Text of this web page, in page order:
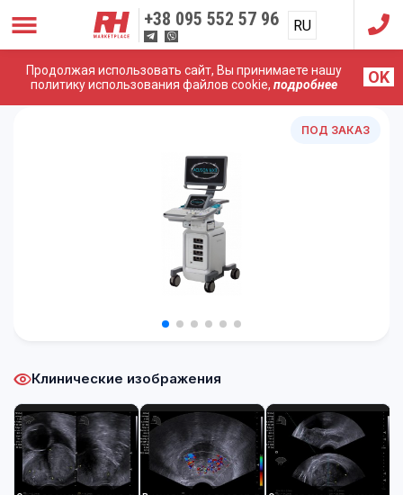
Продолжая использовать сайт, Вы принимаете нашу
политику использования файлов cookie, подробнее OK
+38 095 552 57 96 RU
UA
Главная/УЗИ Аппараты/Siemens (Acuson)/Siemens
Acuson NX3
ПОД ЗАКАЗ
Клинические изображения